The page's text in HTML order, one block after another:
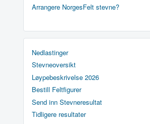
Arrangere NorgesFelt stevne?
Nedlastinger
Stevneoversikt
Løypebeskrivelse 2026
Bestill Feltfigurer
Send inn Stevneresultat
Tidligere resultater